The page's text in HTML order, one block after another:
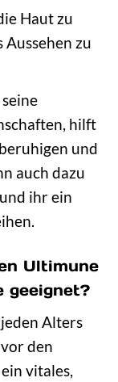
Haut zu
zu
hilft
und
auch dazu
ihr ein
Ultimune
geeignet?
Alters
den
vitales,